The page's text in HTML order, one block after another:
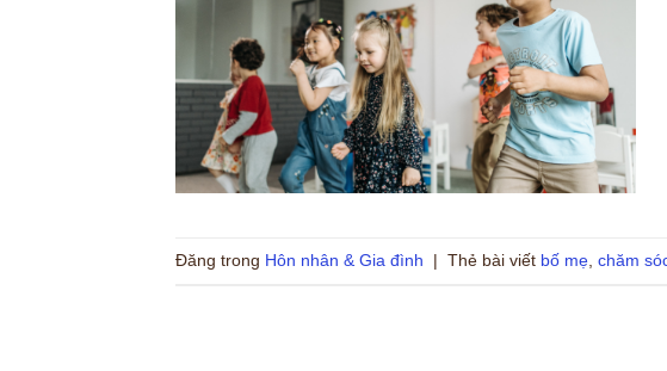
Đăng trong Hôn nhân & Gia đình | Thẻ bài viết bố mẹ chăm